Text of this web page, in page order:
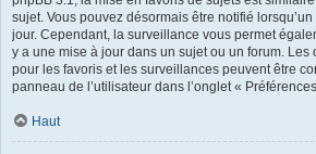
sujet. Vous pouvez désormais être notifié
jour. Cependant, la surveillance vous permet
y a une mise à jour dans un sujet ou un forum. Les
pour les favoris et les surveillances peuvent être
panneau de l’utilisateur dans l’onglet «
Haut